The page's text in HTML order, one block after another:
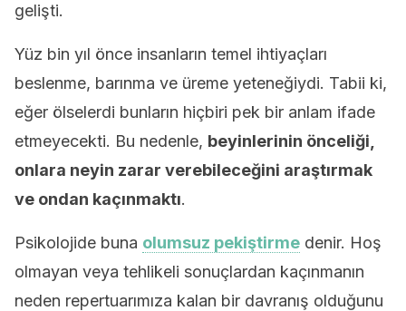
gelişti.
Yüz bin yıl önce insanların temel ihtiyaçları
beslenme, barınma ve üreme yeteneğiydi. Tabii ki,
eğer ölselerdi bunların hiçbiri pek bir anlam ifade
etmeyecekti. Bu nedenle, beyinlerinin önceliği,
onlara neyin zarar verebileceğini araştırmak
ve ondan kaçınmaktı.
Psikolojide buna olumsuz pekiştirme denir. Hoş
olmayan veya tehlikeli sonuçlardan kaçınmanın
neden repertuarımıza kalan bir davranış olduğunu